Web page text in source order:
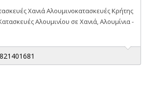
Χανιά Αλουμινοκατασκευές Κρήτης
Αλουμινίου σε Χανιά, Αλουμίνια -